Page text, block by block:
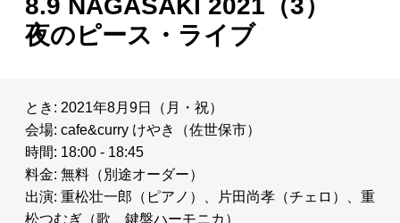
日々のレポート
プロフィール
演奏依頼
8.9 NAGASAKI 2021（3）
夜のピース・ライブ
とき: 2021年8月9日（月・祝）
会場: cafe&curry けやき（佐世保市）
時間: 18:00 - 18:45
料金: 無料（別途オーダー）
出演: 重松壮一郎（ピアノ）、片田尚孝（チェロ）、重
松つむぎ（歌、鍵盤ハーモニカ）